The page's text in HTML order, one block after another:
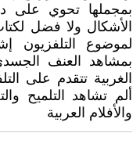
بمجملها تحوي على
الأشكال ولا فضل
لموضوع التلفزيون
بمشاهد العنف
الغربية تتقدم على
ألم تشاهد التلميح
والأفلام العربية